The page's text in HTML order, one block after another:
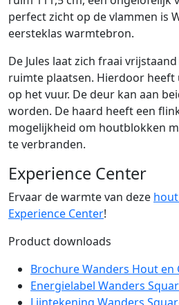
perfect zicht op de vlammen is
eersteklas warmtebron.
De Jules laat zich fraai
ruimte plaatsen. Hierdoor heeft
op het vuur. De deur kan aan
worden. De haard heeft een
mogelijkheid om houtblokken
te verbranden.
Experience Center
Ervaar de warmte van deze
Experience Center!
Product downloads
Brochure Wanders Hout en
Energielabel Wanders